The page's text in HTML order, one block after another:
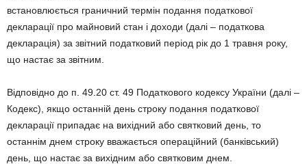
встановлюється граничний термін подання податкової
декларації про майновий стан і доходи (далі – податкова
декларація) за звітний податковий період рік до 1 травня року,
що настає за звітним.
Відповідно до п. 49.20 ст. 49 Податкового кодексу України (далі –
Кодекс), якщо останній день строку подання податкової
декларації припадає на вихідний або святковий день, то
останнім днем строку вважається операційний (банківський)
день, що настає за вихідним або святковим днем.